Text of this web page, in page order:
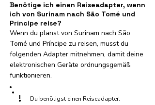
Benötige ich einen Reiseadapter, wenn
ich von Surinam nach São Tomé und
Príncipe reise?
Wenn du planst von Surinam nach São
Tomé und Príncipe zu reisen, musst du
folgenden Adapter mitnehmen, damit deine
elektronischen Geräte ordnungsgemäß
funktionieren.
! Du benötigst einen Reiseadapter.